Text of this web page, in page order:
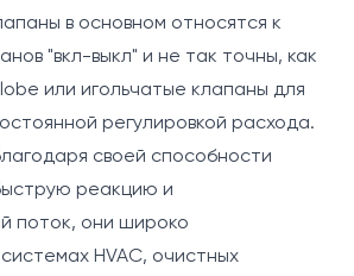
в основном относятся к
"вкл-выкл" и не так точны, как
или игольчатые клапаны для
регулировкой расхода.
своей способности
реакцию и
поток, они широко
HVAC, очистных